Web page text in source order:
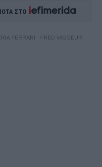
ΣΤΟ
FERRARI
FRED VASSEUR